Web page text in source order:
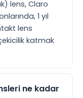
lens, Claro
1 yıl
lens
katmak
ne kadar